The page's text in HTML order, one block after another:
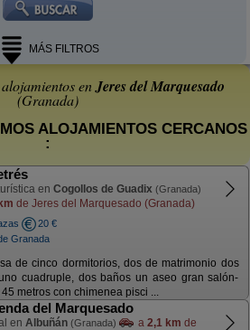
MÁS FILTROS
enJeres del Marquesado
(Granada)
ALOJAMIENTOS CERCANOS
:
en Cogollos de Guadix (Granada)
de Jeres del Marquesado (Granada)
20 €
Granada
de cinco dormitorios, dos de matrimonio dos
cuadruple, dos baños un aseo gran salón-
metros con chimenea pisci ...
del Marquesado
en Albuñán (Granada) a 2,1 km de